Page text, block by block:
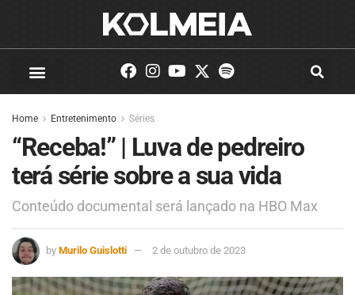
Home Entretenimento Séries
“Receba!” | Luva de pedreiro
terá série sobre a sua vida
Conteúdo documental será lançado na HBO Max
by Murilo Guislotti 2 de outubro de 2023